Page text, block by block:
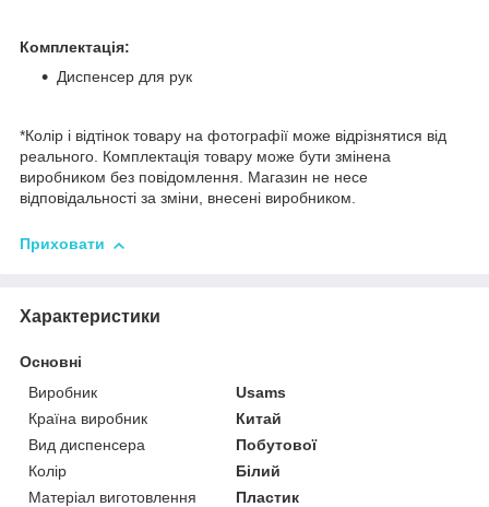
Комплектація:
Диспенсер для рук
*Колір і відтінок товару на фотографії може відрізнятися від
реального. Комплектація товару може бути змінена
виробником без повідомлення. Магазин не несе
відповідальності за зміни, внесені виробником.
Приховати
Характеристики
Основні
Виробник
Usams
Країна виробник
Китай
Вид диспенсера
Побутової
Колір
Білий
Матеріал виготовлення
Пластик